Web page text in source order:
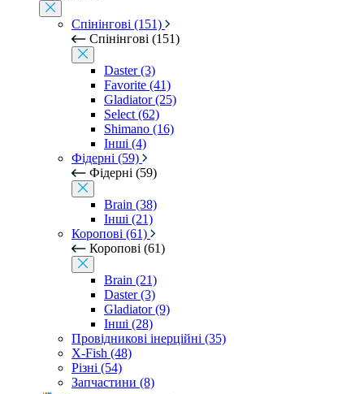
Спінінгові (151)
Спінінгові (151)
Daster (3)
Favorite (41)
Gladiator (25)
Select (62)
Shimano (16)
Інші (4)
Фідерні (59)
Фідерні (59)
Brain (38)
Інші (21)
Коропові (61)
Коропові (61)
Brain (21)
Daster (3)
Gladiator (9)
Інші (28)
Провідникові інерційні (35)
X-Fish (48)
Різні (54)
Запчастини (8)